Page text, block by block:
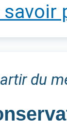
savoir
du